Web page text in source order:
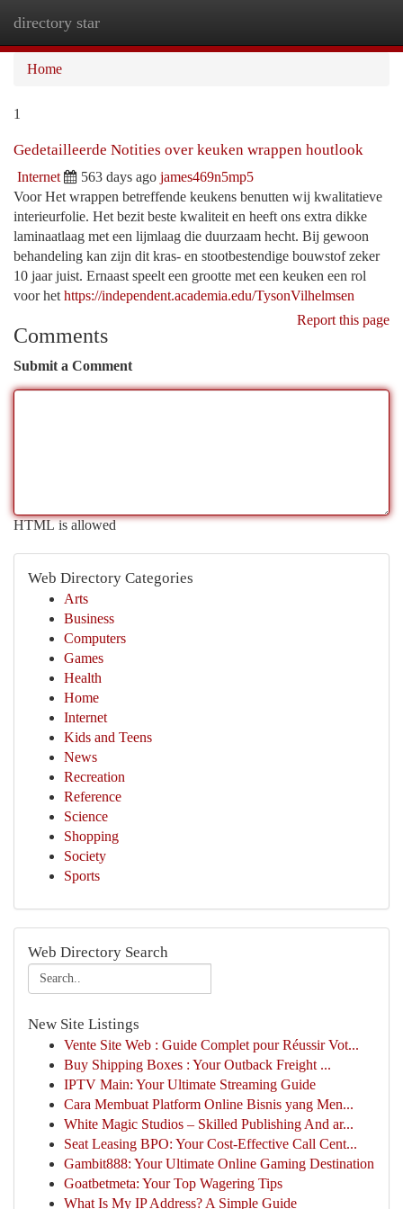
directory star
Home
1
Gedetailleerde Notities over keuken wrappen houtlook
Internet 563 days ago james469n5mp5
Voor Het wrappen betreffende keukens benutten wij kwalitatieve
interieurfolie. Het bezit beste kwaliteit en heeft ons extra dikke
laminaatlaag met een lijmlaag die duurzaam hecht. Bij gewoon
behandeling kan zijn dit kras- en stootbestendige bouwstof zeker
10 jaar juist. Ernaast speelt een grootte met een keuken een rol
voor het https://independent.academia.edu/TysonVilhelmsen
Report this page
Comments
Submit a Comment
HTML is allowed
Web Directory Categories
Arts
Business
Computers
Games
Health
Home
Internet
Kids and Teens
News
Recreation
Reference
Science
Shopping
Society
Sports
Web Directory Search
New Site Listings
Vente Site Web : Guide Complet pour Réussir Vot...
Buy Shipping Boxes : Your Outback Freight ...
IPTV Main: Your Ultimate Streaming Guide
Cara Membuat Platform Online Bisnis yang Men...
White Magic Studios – Skilled Publishing And ar...
Seat Leasing BPO: Your Cost-Effective Call Cent...
Gambit888: Your Ultimate Online Gaming Destination
Goatbetmeta: Your Top Wagering Tips
What Is My IP Address? A Simple Guide